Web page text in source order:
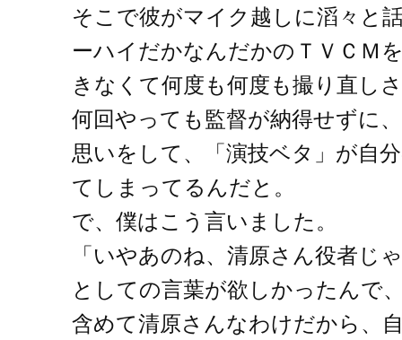
そこで彼がマイク越しに滔々と
ーハイだかなんだかのＴＶＣＭ
きなくて何度も何度も撮り直し
何回やっても監督が納得せずに
思いをして、「演技ベタ」が自
てしまってるんだと。
で、僕はこう言いました。
「いやあのね、清原さん役者じ
としての言葉が欲しかったんで
含めて清原さんなわけだから、